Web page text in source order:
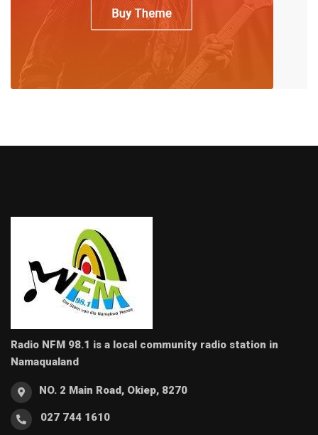
Radio NFM 98.1 is a local community radio station in
Namaqualand
NO. 2 Main Road, Okiep, 8270
027 744 1610